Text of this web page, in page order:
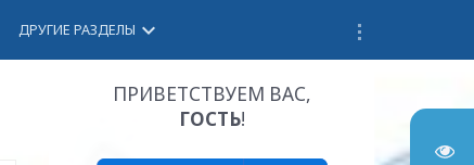
ДРУГИЕ РАЗДЕЛЫ keyboard_arrow_down
ПРИВЕТСТВУЕМ ВАС,
ГОСТЬ!